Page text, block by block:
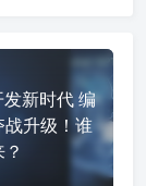
新时代 编
升级！谁